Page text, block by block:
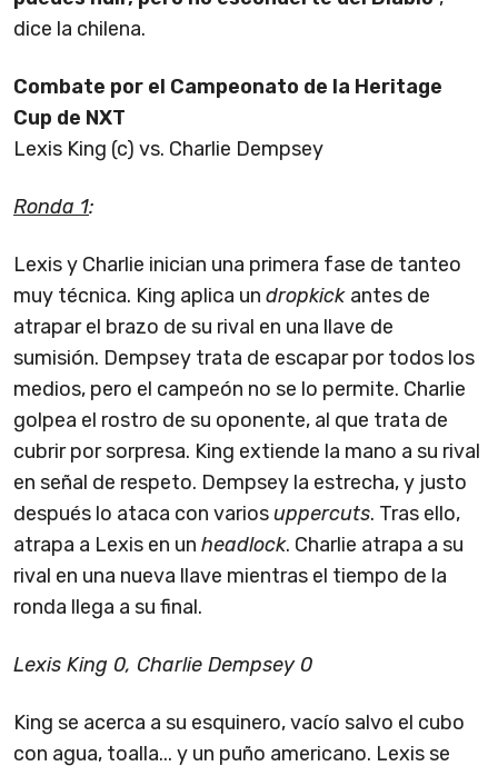
dice la chilena.
Combate por el Campeonato de la Heritage
Cup de NXT
Lexis King (c) vs. Charlie Dempsey
Ronda 1:
Lexis y Charlie inician una primera fase de tanteo
muy técnica. King aplica un dropkick antes de
atrapar el brazo de su rival en una llave de
sumisión. Dempsey trata de escapar por todos los
medios, pero el campeón no se lo permite. Charlie
golpea el rostro de su oponente, al que trata de
cubrir por sorpresa. King extiende la mano a su rival
en señal de respeto. Dempsey la estrecha, y justo
después lo ataca con variosuppercuts. Tras ello,
atrapa a Lexis en un headlock. Charlie atrapa a su
rival en una nueva llave mientras el tiempo de la
ronda llega a su final.
Lexis King 0, Charlie Dempsey 0
King se acerca a su esquinero, vacío salvo el cubo
con agua, toalla... y un puño americano. Lexis se